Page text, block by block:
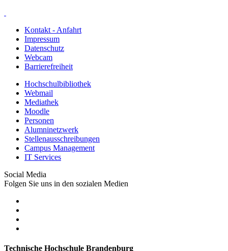
Kontakt - Anfahrt
Impressum
Datenschutz
Webcam
Barrierefreiheit
Hochschulbibliothek
Webmail
Mediathek
Moodle
Personen
Alumninetzwerk
Stellenausschreibungen
Campus Management
IT Services
Social Media
Folgen Sie uns in den sozialen Medien
Technische Hochschule Brandenburg